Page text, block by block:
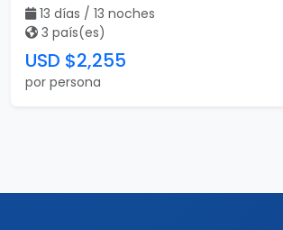
13 días / 13 noches
3 país(es)
USD $2,255
por persona